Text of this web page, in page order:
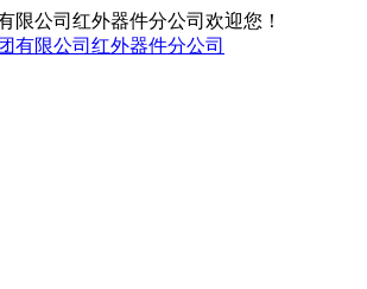
限公司红外器件分公司欢迎您！